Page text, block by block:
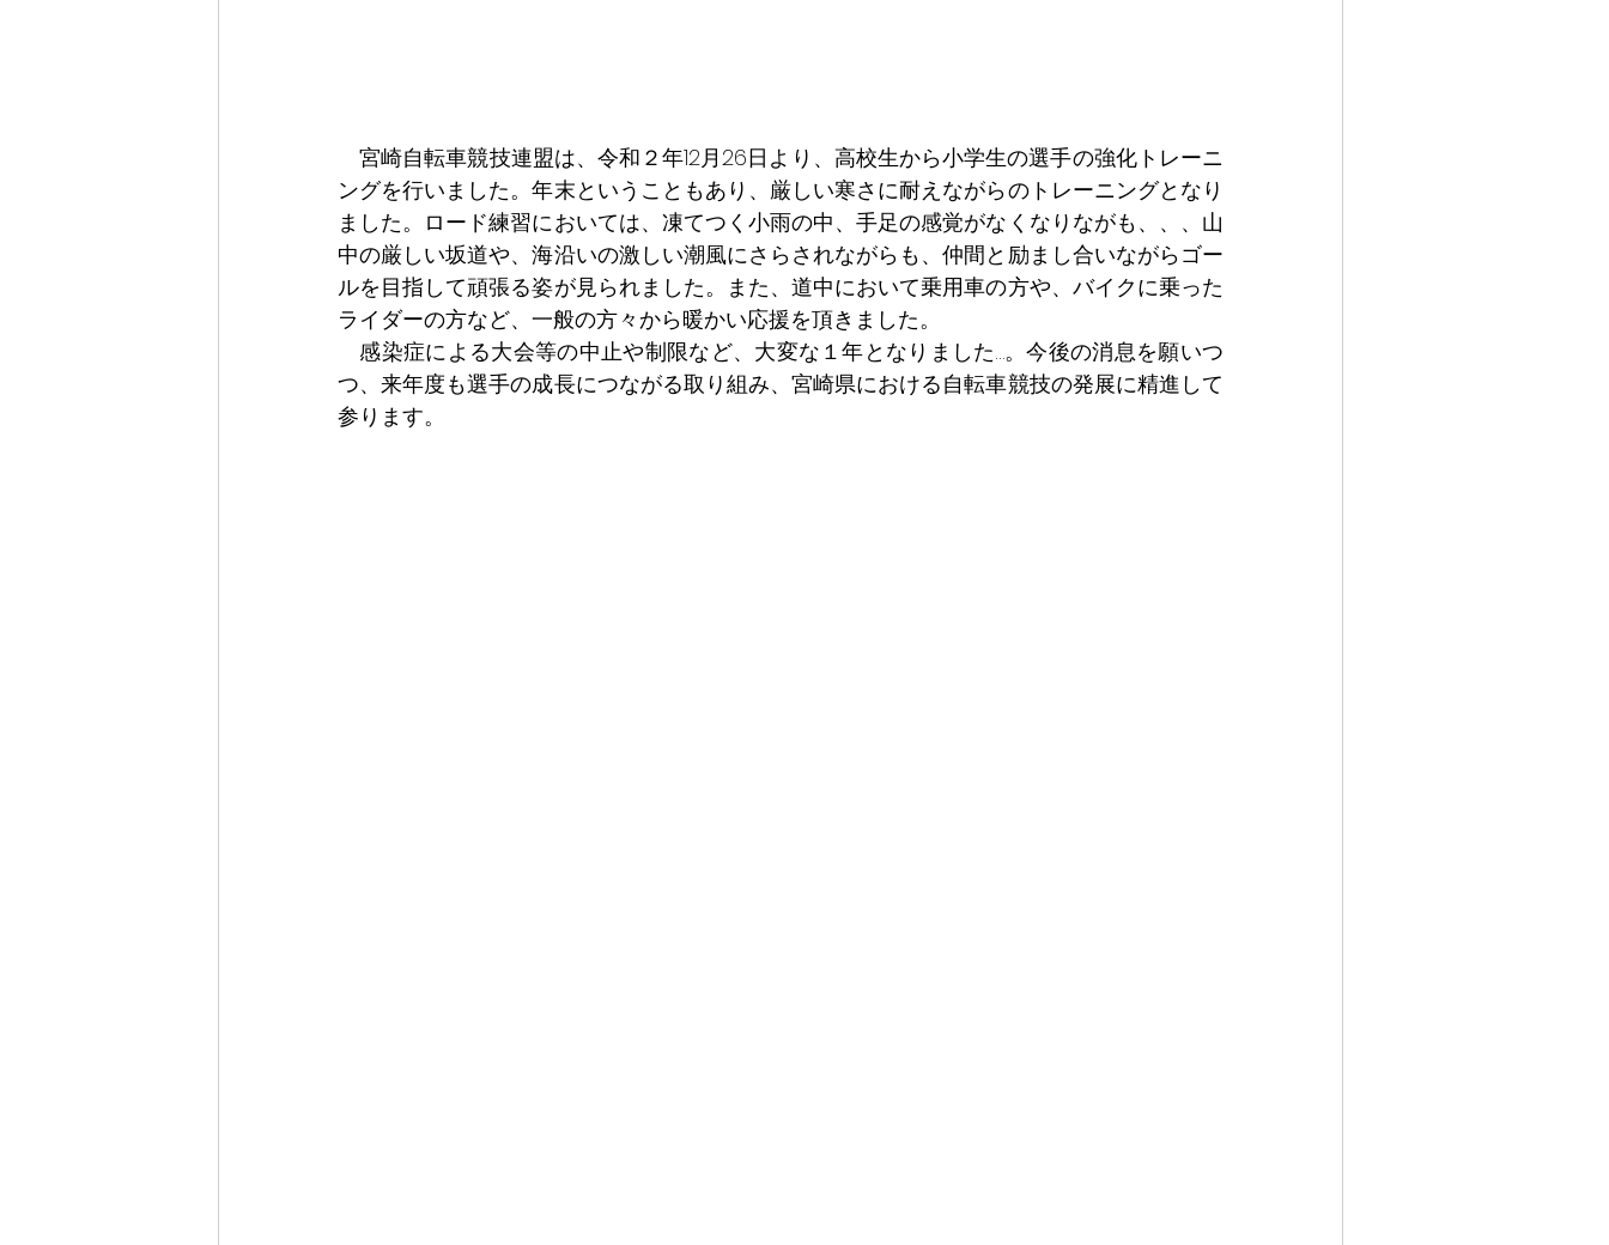
宮崎自転車競技連盟は、令和２年12月26日より、高校生から小学生の選手の強化トレーニ
ングを行いました。年末ということもあり、厳しい寒さに耐えながらのトレーニングとなり
ました。ロード練習においては、凍てつく小雨の中、手足の感覚がなくなりながも、、、山
中の厳しい坂道や、海沿いの激しい潮風にさらされながらも、仲間と励まし合いながらゴー
ルを目指して頑張る姿が見られました。また、道中において乗用車の方や、バイクに乗った
ライダーの方など、一般の方々から暖かい応援を頂きました。
感染症による大会等の中止や制限など、大変な１年となりました…。今後の消息を願いつ
つ、来年度も選手の成長につながる取り組み、宮崎県における自転車競技の発展に精進して
参ります。